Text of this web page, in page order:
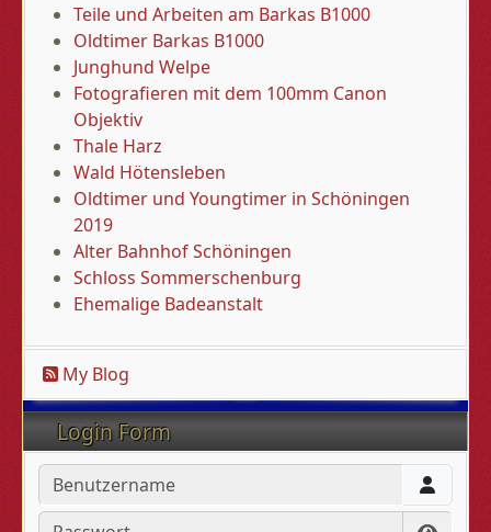
Teile und Arbeiten am Barkas B1000
Oldtimer Barkas B1000
Junghund Welpe
Fotografieren mit dem 100mm Canon
Objektiv
Thale Harz
Wald Hötensleben
Oldtimer und Youngtimer in Schöningen
2019
Alter Bahnhof Schöningen
Schloss Sommerschenburg
Ehemalige Badeanstalt
My Blog
Login Form
Benutzername
Passwort